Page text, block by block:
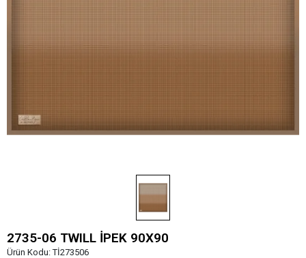
2735-06 TWILL İPEK 90X90
Ürün Kodu:Tİ273506